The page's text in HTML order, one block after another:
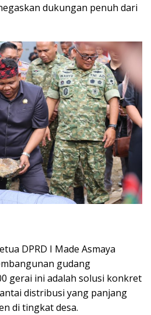
dukungan penuh dari
DPRD I Made Asmaya
gudang
gerai ini adalah solusi konkret
distribusi yang panjang
di tingkat desa.